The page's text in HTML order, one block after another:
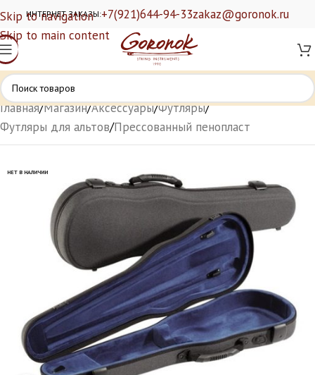
Skip to navigation
Skip to main content
ИНТЕРНЕТ ЗАКАЗЫ:+7(921)644-94-33zakaz@goronok.ru
Главная/Магазин/Аксессуары/Футляры/
Футляры для альтов/Прессованный пенопласт
НЕТ В НАЛИЧИИ